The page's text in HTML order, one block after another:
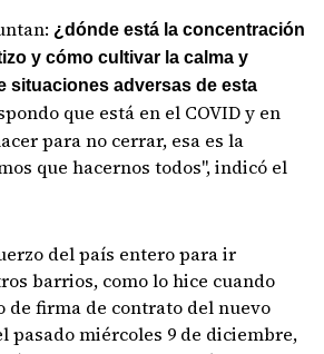
¿dónde está la concentración
y cómo cultivar la calma y
situaciones adversas de esta
que está en el COVID y en
para no cerrar, esa es la
que hacernos todos", indicó el
del país entero para ir
barrios, como lo hice cuando
de firma de contrato del nuevo
pasado miércoles 9 de diciembre,